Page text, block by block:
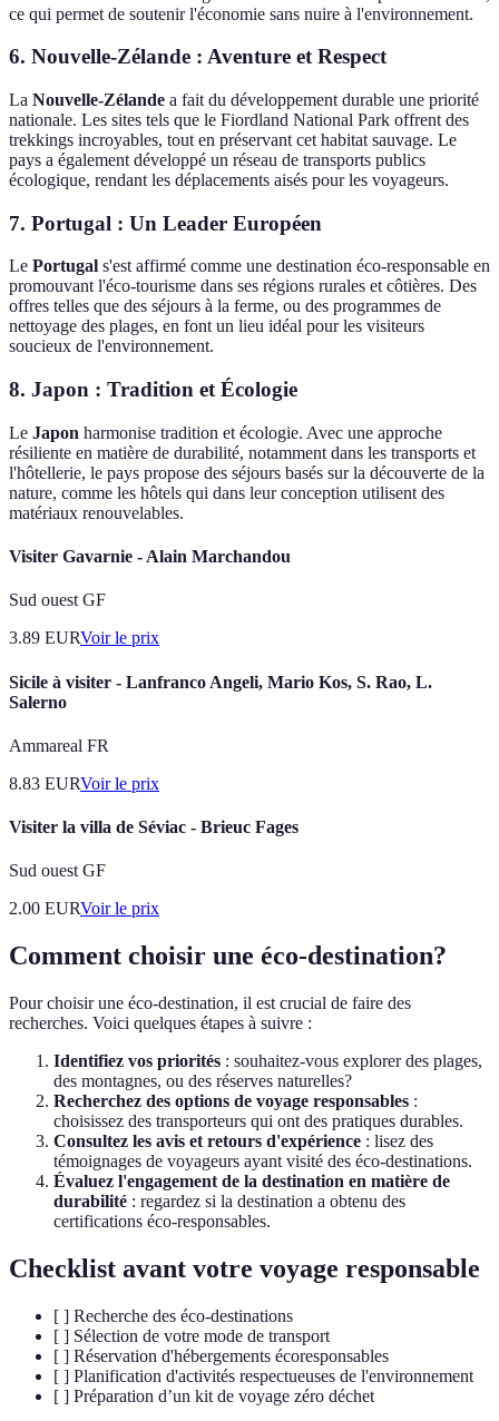
ce qui permet de soutenir l'économie sans nuire à l'environnement.
6. Nouvelle-Zélande : Aventure et Respect
La Nouvelle-Zélande a fait du développement durable une priorité
nationale. Les sites tels que le Fiordland National Park offrent des
trekkings incroyables, tout en préservant cet habitat sauvage. Le
pays a également développé un réseau de transports publics
écologique, rendant les déplacements aisés pour les voyageurs.
7. Portugal : Un Leader Européen
Le Portugal s'est affirmé comme une destination éco-responsable en
promouvant l'éco-tourisme dans ses régions rurales et côtières. Des
offres telles que des séjours à la ferme, ou des programmes de
nettoyage des plages, en font un lieu idéal pour les visiteurs
soucieux de l'environnement.
8. Japon : Tradition et Écologie
Le Japon harmonise tradition et écologie. Avec une approche
résiliente en matière de durabilité, notamment dans les transports et
l'hôtellerie, le pays propose des séjours basés sur la découverte de la
nature, comme les hôtels qui dans leur conception utilisent des
matériaux renouvelables.
Visiter Gavarnie - Alain Marchandou
Sud ouest GF
3.89 EURVoir le prix
Sicile à visiter - Lanfranco Angeli, Mario Kos, S. Rao, L.
Salerno
Ammareal FR
8.83 EURVoir le prix
Visiter la villa de Séviac - Brieuc Fages
Sud ouest GF
2.00 EURVoir le prix
Comment choisir une éco-destination?
Pour choisir une éco-destination, il est crucial de faire des
recherches. Voici quelques étapes à suivre :
Identifiez vos priorités : souhaitez-vous explorer des plages,
des montagnes, ou des réserves naturelles?
Recherchez des options de voyage responsables :
choisissez des transporteurs qui ont des pratiques durables.
Consultez les avis et retours d'expérience : lisez des
témoignages de voyageurs ayant visité des éco-destinations.
Évaluez l'engagement de la destination en matière de
durabilité : regardez si la destination a obtenu des
certifications éco-responsables.
Checklist avant votre voyage responsable
[ ] Recherche des éco-destinations
[ ] Sélection de votre mode de transport
[ ] Réservation d'hébergements écoresponsables
[ ] Planification d'activités respectueuses de l'environnement
[ ] Préparation d’un kit de voyage zéro déchet